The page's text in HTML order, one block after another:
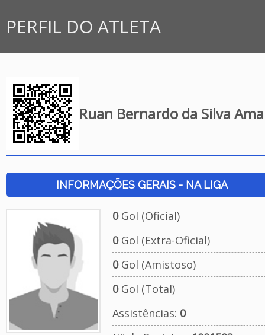
PERFIL DO ATLETA
Ruan Bernardo da Silva
INFORMAÇÕES GERAIS - NA LIGA
0Gol (Oficial)
0Gol (Extra-Oficial)
0Gol (Amistoso)
0Gol (Total)
Assistências: 0